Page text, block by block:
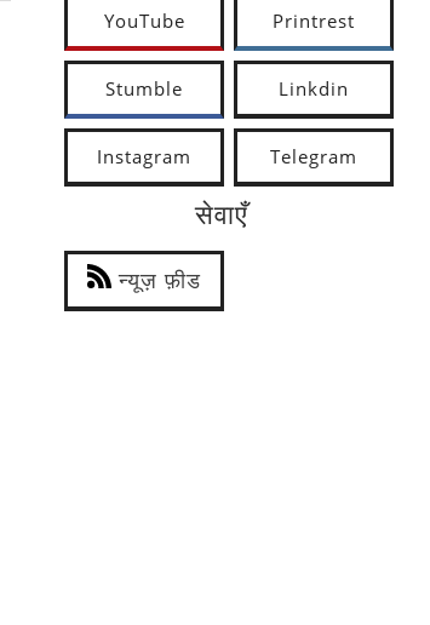
YouTube Printrest
Stumble Linkdin
Instagram Telegram
सेवाएँ
न्यूज़ फ़ीड